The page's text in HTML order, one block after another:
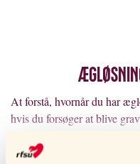
At forstå, hvornår du har
hvis du forsøger at blive
menstruationscyklus du er